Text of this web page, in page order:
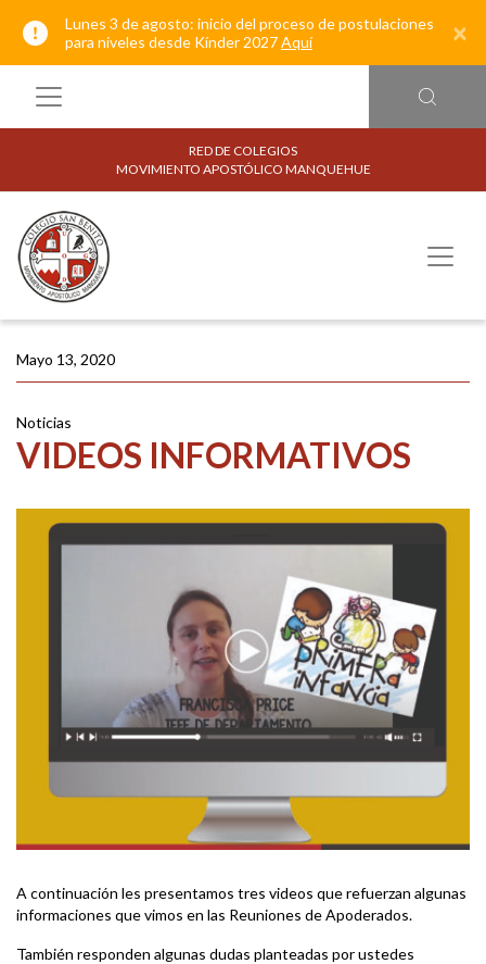
Lunes 3 de agosto: inicio del proceso de postulaciones
para niveles desde Kínder 2027Aquí ×
RED DE COLEGIOS
MOVIMIENTO APOSTÓLICO MANQUEHUE
Mayo 13, 2020
Noticias
VIDEOS INFORMATIVOS
A continuación les presentamos tres videos que refuerzan algunas
informaciones que vimos en las Reuniones de Apoderados.
También responden algunas dudas planteadas por ustedes